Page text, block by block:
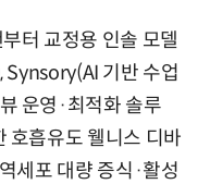
터 교정용 인솔 모델
Synsory(AI 기반 수업
운영·최적화 솔루
호흡유도 웰니스 디바
세포 대량 증식·활성